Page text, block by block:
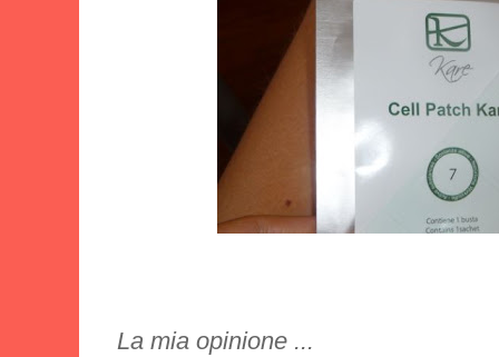
La mia opinione ...